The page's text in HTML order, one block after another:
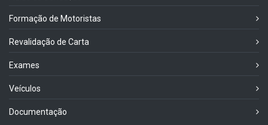
Formação de Motoristas
Revalidação de Carta
Exames
Veículos
Documentação